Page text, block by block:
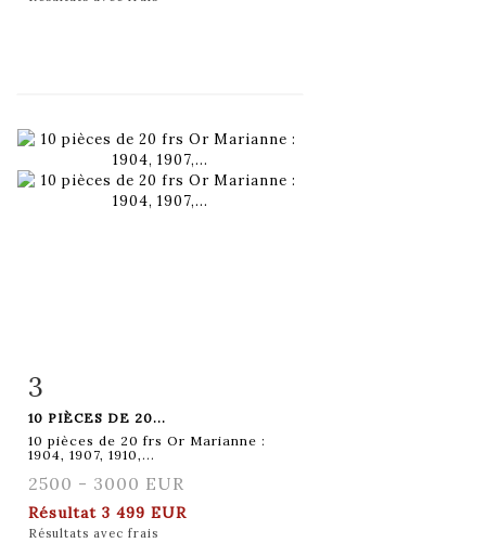
Fiche détaillée
3
10 PIÈCES DE 20...
10 pièces de 20 frs Or Marianne :
1904, 1907, 1910,...
2500 - 3000 EUR
Résultat 3 499 EUR
Résultats avec frais